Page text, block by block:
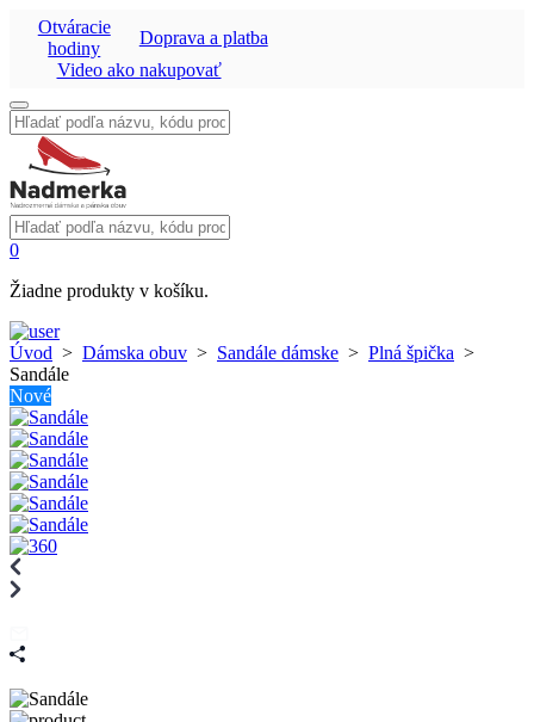
Otváracie
hodiny
Doprava a platba
Video ako nakupovať
Vyhľadať:
Vyhľadať:
0
Žiadne produkty v košíku.
Úvod > Dámska obuv > Sandále dámske > Plná špička >
Sandále
Nové